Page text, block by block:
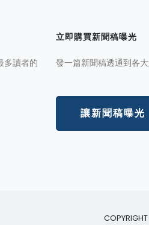
多讀者的
立即購買新聞稿曝光
發一篇新聞稿透通到各
讓新聞稿曝光